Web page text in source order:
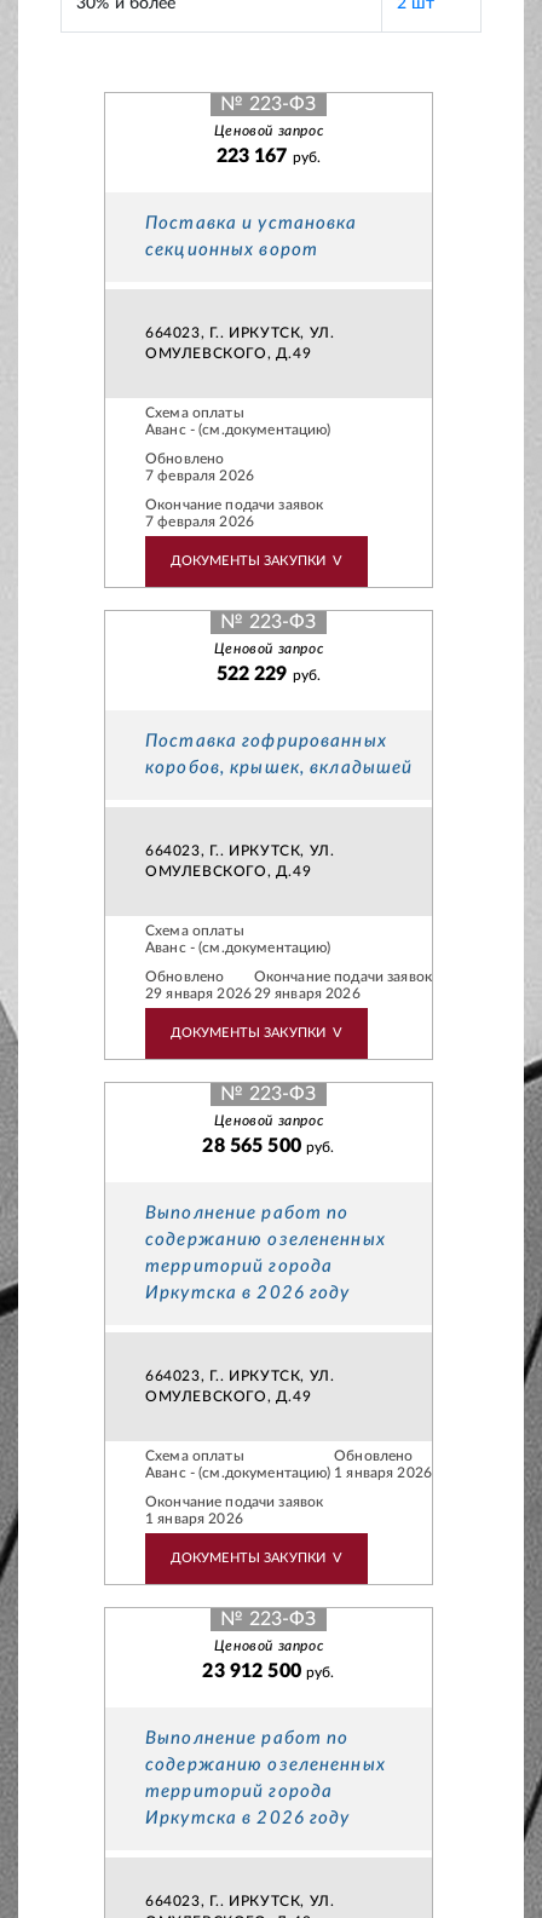
30% и более 2 шт
№ 223-ФЗ
Ценовой запрос
223 167 руб.
Поставка и установка
секционных ворот
664023, Г.. ИРКУТСК, УЛ.
ОМУЛЕВСКОГО, Д.49
Схема оплаты
Аванс - (см.документацию)
Обновлено
7 февраля 2026
Окончание подачи заявок
7 февраля 2026
ДОКУМЕНТЫ ЗАКУПКИ V
№ 223-ФЗ
Ценовой запрос
522 229 руб.
Поставка гофрированных
коробов, крышек, вкладышей
664023, Г.. ИРКУТСК, УЛ.
ОМУЛЕВСКОГО, Д.49
Схема оплаты
Аванс - (см.документацию)
Обновлено
29 января 2026
Окончание подачи заявок
29 января 2026
ДОКУМЕНТЫ ЗАКУПКИ V
№ 223-ФЗ
Ценовой запрос
28 565 500 руб.
Выполнение работ по
содержанию озелененных
территорий города
Иркутска в 2026 году
664023, Г.. ИРКУТСК, УЛ.
ОМУЛЕВСКОГО, Д.49
Схема оплаты
Аванс - (см.документацию)
Обновлено
1 января 2026
Окончание подачи заявок
1 января 2026
ДОКУМЕНТЫ ЗАКУПКИ V
№ 223-ФЗ
Ценовой запрос
23 912 500 руб.
Выполнение работ по
содержанию озелененных
территорий города
Иркутска в 2026 году
664023, Г.. ИРКУТСК, УЛ.